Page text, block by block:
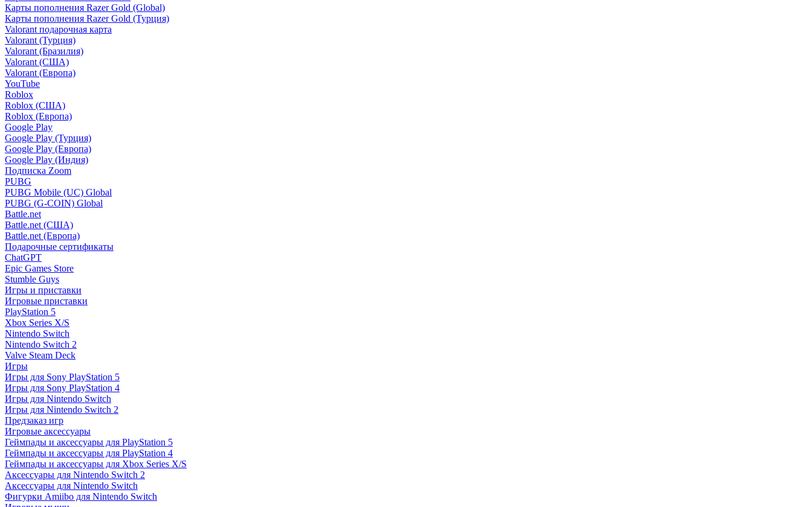
Карты пополнения Razer Gold (Global)
Карты пополнения Razer Gold (Турция)
Valorant подарочная карта
Valorant (Турция)
Valorant (Бразилия)
Valorant (США)
Valorant (Европа)
YouTube
Roblox
Roblox (США)
Roblox (Европа)
Google Play
Google Play (Турция)
Google Play (Европа)
Google Play (Индия)
Подписка Zoom
PUBG
PUBG Mobile (UC) Global
PUBG (G-COIN) Global
Battle.net
Battle.net (США)
Battle.net (Европа)
Подарочные сертификаты
ChatGPT
Epic Games Store
Stumble Guys
Игры и приставки
Игровые приставки
PlayStation 5
Xbox Series X/S
Nintendo Switch
Nintendo Switch 2
Valve Steam Deck
Игры
Игры для Sony PlayStation 5
Игры для Sony PlayStation 4
Игры для Nintendo Switch
Игры для Nintendo Switch 2
Предзаказ игр
Игровые аксессуары
Геймпады и аксессуары для PlayStation 5
Геймпады и аксессуары для PlayStation 4
Геймпады и аксессуары для Xbox Series X/S
Аксессуары для Nintendo Switch 2
Аксессуары для Nintendo Switch
Фигурки Amiibo для Nintendo Switch